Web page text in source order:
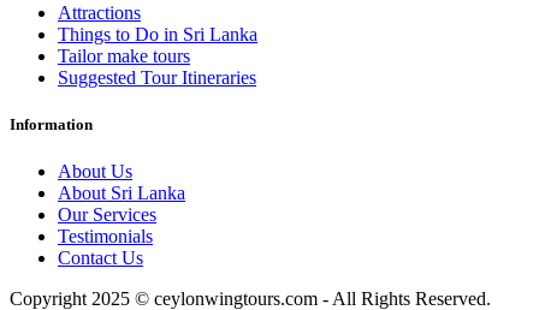
Attractions
Things to Do in Sri Lanka
Tailor make tours
Suggested Tour Itineraries
Information
About Us
About Sri Lanka
Our Services
Testimonials
Contact Us
Copyright 2025 © ceylonwingtours.com - All Rights Reserved.